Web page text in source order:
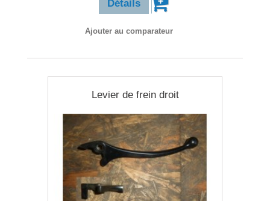
Détails
Ajouter au comparateur
Levier de frein droit